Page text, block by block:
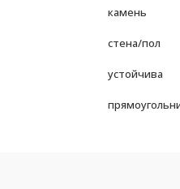
камень
стена/пол
устойчива